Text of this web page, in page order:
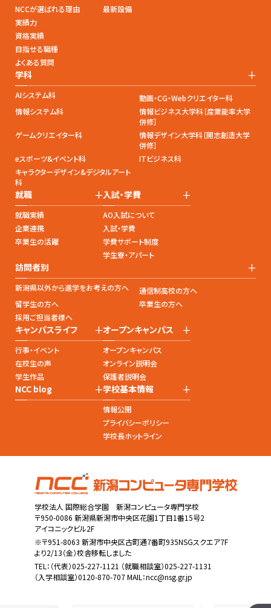
NCCが選ばれる理由
実績力
資格実績
目指せる職種
よくある質問
最新設備
学科 +
AIシステム科
動画・CG・Webクリエイター科
情報システム科
情報ビジネス大学科［産業能率大学
併修］
ゲームクリエイター科
情報デザイン大学科［開志創造大学
併修］
eスポーツ&イベント科
ITビジネス科
キャラクターデザイン&デジタルアート
科
就職 +
就職実績
企業連携
卒業生の活躍
入試・学費 +
AO入試について
入試・学費
学費サポート制度
学生寮・アパート
訪問者別 +
新潟県以外から進学をお考えの方へ
通信制高校の方へ
留学生の方へ
卒業生の方へ
採用ご担当者様へ
キャンパスライフ +
行事・イベント
在校生の声
学生作品
オープンキャンパス +
オープンキャンパス
オンライン説明会
保護者説明会
NCC blog +学校基本情報 +
情報公開
プライバシーポリシー
学校長ホットライン
学校法人 国際総合学園 新潟コンピュータ専門学校
〒950-0086 新潟県新潟市中央区花園1丁目1番15号2
アイコニックビル2F
※〒951-8063 新潟市中央区古町通7番町935NSGスクエア7F
より2/13（金）校舎移転しました
TEL： （代表）025-227-1121 （就職相談室）025-227-1131
（入学相談室）0120-870-707 MAIL：ncc@nsg.gr.jp